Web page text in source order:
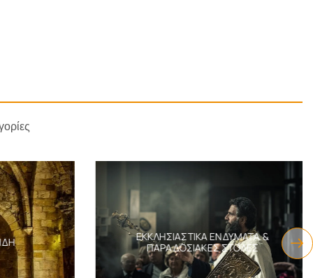
ΕΚΚΛΗΣΙΑΣΤΙΚΆ ΕΝΔΎΜΑΤΑ &
ΠΑΡΑΔΟΣΙΑΚΈΣ ΣΤΟΛΈΣ